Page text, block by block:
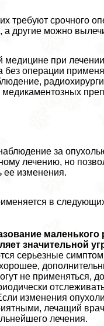
требуют срочного
а другие можно
медицине при
без операции
за
лечению, но
ее изменения.
в
маленького
значительной
серьезные
не применяться,
изменения
лечащий
лечения.